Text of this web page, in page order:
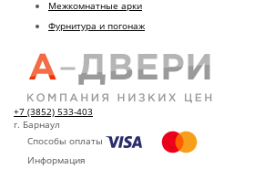
Межкомнатные арки
Фурнитура и погонаж
+7 (3852) 533-403
г. Барнаул
Способы оплаты
Информация